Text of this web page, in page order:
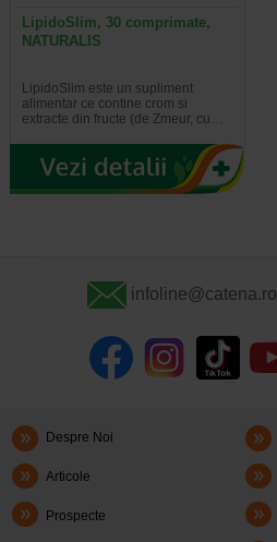
LipidoSlim, 30 comprimate,
NATURALIS
LipidoSlim este un supliment
alimentar ce contine crom si
extracte din fructe (de Zmeur, cu…
infoline@catena.ro
Despre Noi
Articole
Prospecte